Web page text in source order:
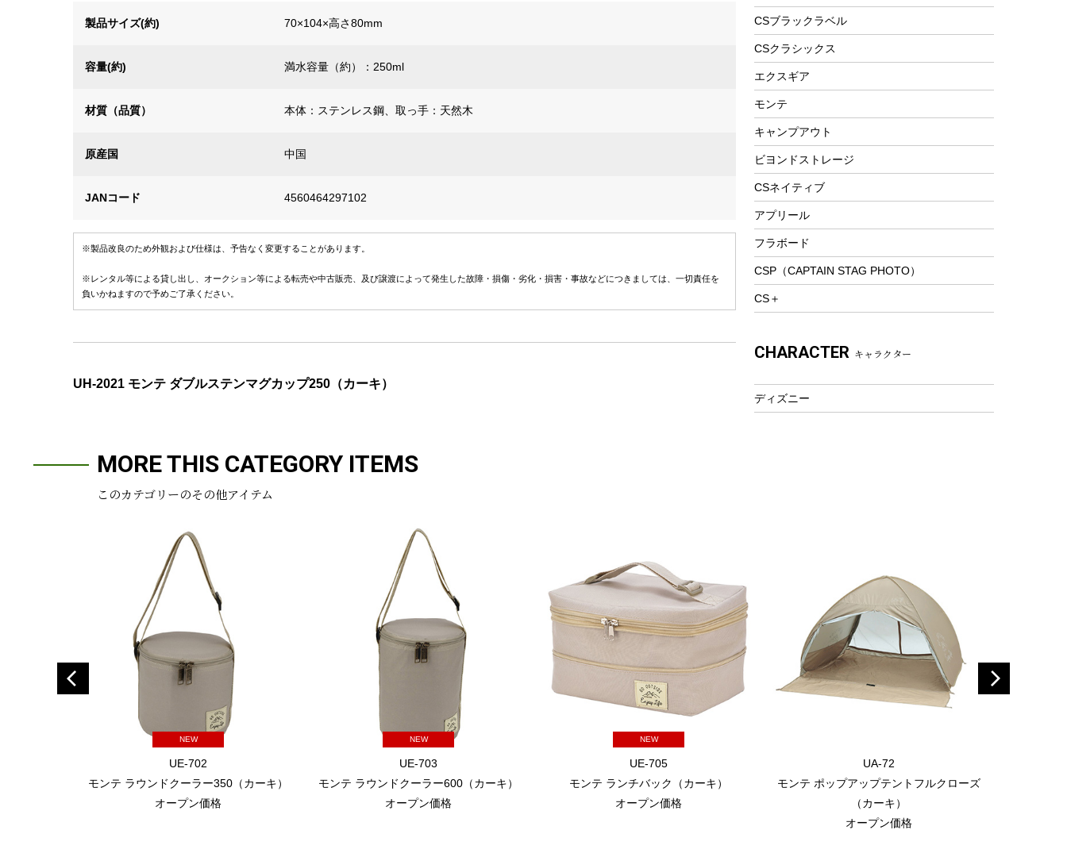
製品サイズ(約) 70×104×高さ80mm
容量(約) 満水容量（約）：250ml
材質（品質） 本体：ステンレス鋼、取っ手：天然木
原産国 中国
JANコード 4560464297102
※製品改良のため外観および仕様は、予告なく変更することがあります。
※レンタル等による貸し出し、オークション等による転売や中古販売、及び譲渡によって発生した故障・損傷・劣化・損害・事故などにつきましては、一切責任を
負いかねますので予めご了承ください。
UH-2021 モンテ ダブルステンマグカップ250（カーキ）
コーヒー&ミル
トレー
ランチョンマット
ランチボックス
ピクニックセット
ヘルメット
エアーポンプ
ウィンター
防寒ウェア
ツール&アクセサリー
トレッキング
トレッキングステッキ
トレッキングアクセサリー
プレイグッズ
ウェルネス
フィットネス
アクセサリー
CSブラックラベル
CSクラシックス
エクスギア
モンテ
キャンプアウト
ビヨンドストレージ
CSネイティブ
アプリール
フラボード
CSP（CAPTAIN STAG PHOTO）
CS＋
CHARACTER キャラクター
ディズニー
MORE THIS CATEGORY ITEMS
このカテゴリーのその他アイテム
NEW
UE-702
モンテ ラウンドクーラー350（カーキ）
オープン価格
NEW
UE-703
モンテ ラウンドクーラー600（カーキ）
オープン価格
NEW
UE-705
モンテ ランチバック（カーキ）
オープン価格
UA-72
モンテ ポップアップテントフルクローズ
（カーキ）
オープン価格